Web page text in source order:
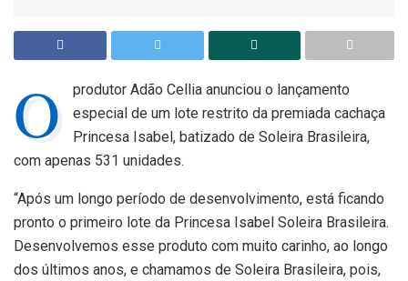
O
produtor Adão Cellia anunciou o lançamento
especial de um lote restrito da premiada cachaça
Princesa Isabel, batizado de Soleira Brasileira,
com apenas 531 unidades.
“Após um longo período de desenvolvimento, está ficando
pronto o primeiro lote da Princesa Isabel Soleira Brasileira.
Desenvolvemos esse produto com muito carinho, ao longo
dos últimos anos, e chamamos de Soleira Brasileira, pois,